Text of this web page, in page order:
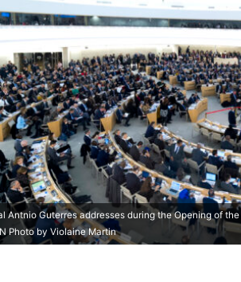
Antnio Guterres addresses during the Opening of
Photo by Violaine Martin